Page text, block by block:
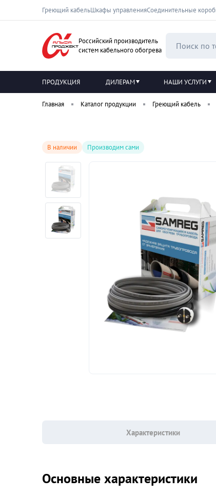
Греющий кабельШкафы управленияСоединительные
Российский производитель
систем кабельного обогрева
ПРОДУКЦИЯ ДИЛЕРАМ НАШИ УСЛУГИ
Главная Каталог продукции Греющий кабель
В наличии Производим сами
Характеристики
Основные характеристики